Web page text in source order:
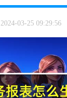
2024-03-25 09:29:56